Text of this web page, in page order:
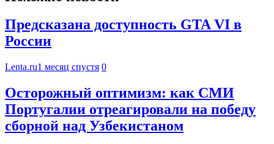
Предсказана доступность GTA VI в
России
Lenta.ru1 месяц спустя 0
Осторожный оптимизм: как СМИ
Португалии отреагировали на победу
сборной над Узбекистаном